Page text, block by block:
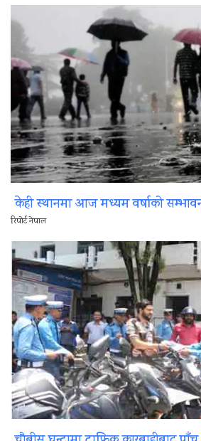
केही स्थानमा आज मध्यम वर्षाको
रिपोर्ट नेपाल